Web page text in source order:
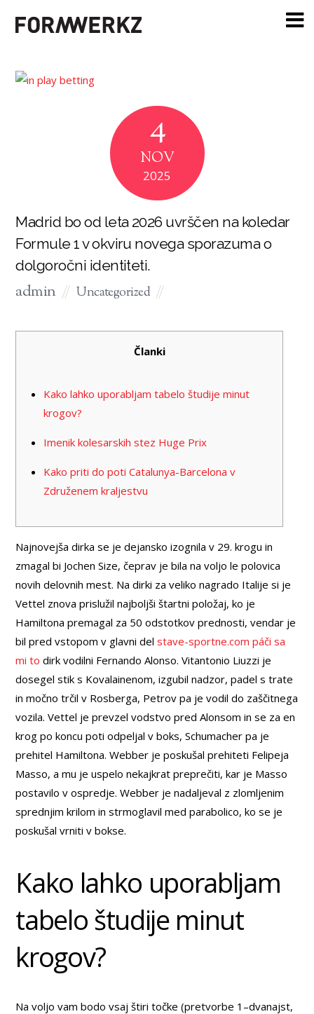
4
NOV
2025
Madrid bo od leta 2026 uvrščen na koledar
Formule 1 v okviru novega sporazuma o
dolgoročni identiteti.
admin Uncategorized
Članki
Kako lahko uporabljam tabelo študije minut
krogov?
Imenik kolesarskih stez Huge Prix
Kako priti do poti Catalunya-Barcelona v
Združenem kraljestvu
Najnovejša dirka se je dejansko izognila v 29. krogu in
zmagal bi Jochen Size, čeprav je bila na voljo le polovica
novih delovnih mest. Na dirki za veliko nagrado Italije si je
Vettel znova prislužil najboljši štartni položaj, ko je
Hamiltona premagal za 50 odstotkov prednosti, vendar je
bil pred vstopom v glavni delstave-sportne.com páči sa
mi to dirk vodilni Fernando Alonso.Vitantonio Liuzzi je
dosegel stik s Kovalainenom, izgubil nadzor, padel s trate
in močno trčil v Rosberga, Petrov pa je vodil do zaščitnega
vozila. Vettel je prevzel vodstvo pred Alonsom in se za en
krog po koncu poti odpeljal v boks, Schumacher pa je
prehitel Hamiltona. Webber je poskušal prehiteti Felipeja
Masso, a mu je uspelo nekajkrat preprečiti, kar je Masso
postavilo v ospredje. Webber je nadaljeval z zlomljenim
sprednjim krilom in strmoglavil med parabolico, ko se je
poskušal vrniti v bokse.
Kako lahko uporabljam
tabelo študije minut
krogov?
Na voljo vam bodo vsaj štiri točke (pretvorbe 1–dvanajst,